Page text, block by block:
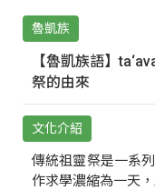
魯凱族
【魯凱族語】
祭的由來
文化介紹
傳統祖靈祭是一系
作求學濃縮為一天